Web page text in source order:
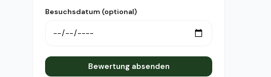
Besuchsdatum (optional)
Bewertung absenden